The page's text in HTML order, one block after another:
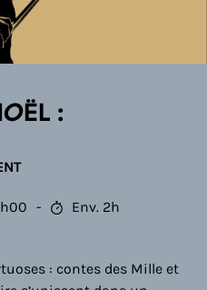
:
Env. 2h
: contes des Mille et